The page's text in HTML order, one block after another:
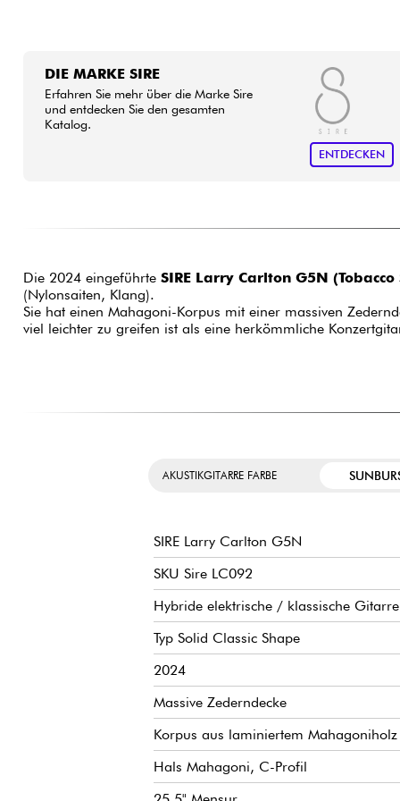
DIE MARKE SIRE
Erfahren Sie mehr über die Marke Sire
und entdecken Sie den gesamten
Katalog.
ENTDECKEN
Die 2024 eingeführte SIRE Larry Carlton G5N
(Nylonsaiten, Klang).
Sie hat einen Mahagoni-Korpus mit einer massiven
viel leichter zu greifen ist als eine herkömmliche
AKUSTIKGITARRE FARBE
SIRE Larry Carlton G5N
SKU Sire LC092
Hybride elektrische / klassische Gitarre
Typ Solid Classic Shape
2024
Massive Zederndecke
Korpus aus laminiertem Mahagoniholz
Hals Mahagoni, C-Profil